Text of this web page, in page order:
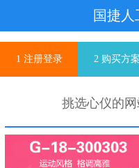
国捷
1 注册登录 2 购买方案
挑选心仪的